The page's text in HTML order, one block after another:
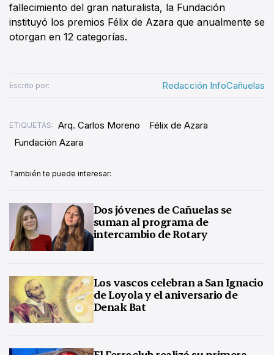
fallecimiento del gran naturalista, la Fundación
instituyó los premios Félix de Azara que anualmente se
otorgan en 12 categorías.
Escrito por: Redacción InfoCañuelas
ETIQUETAS: Arq. Carlos Moreno
Félix de Azara
Fundación Azara
También te puede interesar:
Dos jóvenes de Cañuelas se
suman al programa de
intercambio de Rotary
Los vascos celebran a San Ignacio
de Loyola y el aniversario de
Denak Bat